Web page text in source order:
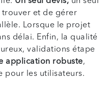
trouver et de gérer
Lorsque le projet
délai. Enfin, la qualité
validations étape
application robuste,
pour les utilisateurs.